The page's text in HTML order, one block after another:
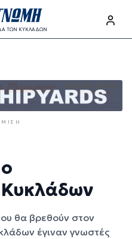
ΤΩΝ ΚΥΚΛΑΔΩΝ
θα βρεθούν στον
έγιναν γνωστές